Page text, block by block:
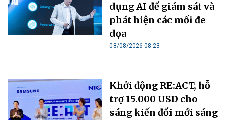
dụng AI để giám sát và
phát hiện các mối đe
dọa
08/08/2026 08:23
Khởi động RE:ACT, hỗ
trợ 15.000 USD cho
sáng kiến đổi mới sáng